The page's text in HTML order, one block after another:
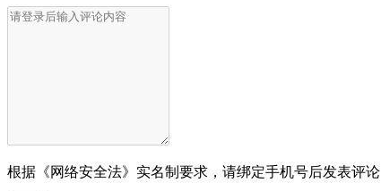
根据《网络安全法》实名制要求，请绑定手机号后发表评论